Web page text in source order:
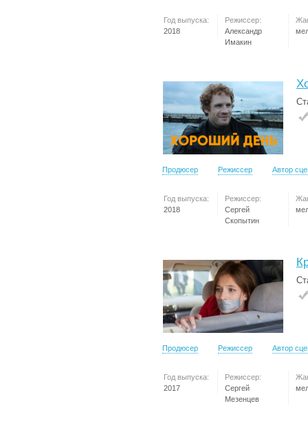
Год выпуска:
2018
Режиссер:
Александр
Имакин
Продюсер Режиссер Автор
Год выпуска:
2018
Режиссер:
Сергей
Скопытин
Продюсер Режиссер Автор
Год выпуска:
2017
Режиссер:
Сергей
Мезенцев